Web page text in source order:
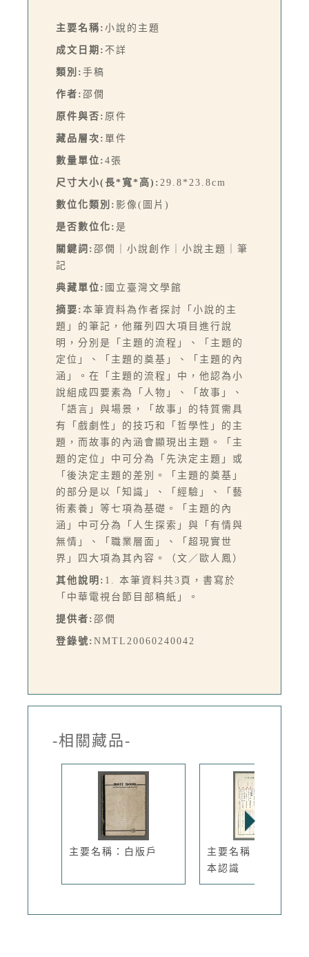
主要名稱: 小說的主題
成文日期: 不詳
類別: 手稿
作者: 邵僩
原件與否: 原件
藏品層次: 單件
數量單位: 4張
尺寸大小(長*寬*高): 29.8*23.8cm
數位化類別: 影像(圖片)
是否數位化: 是
關鍵詞: 邵僩｜小說創作｜小說主題｜筆
記
典藏單位: 國立臺灣文學館
摘要: 本筆資料為作者探討「小說的主
題」的筆記，他羅列四大項目進行說
明，分別是「主題的流程」、「主題的
定位」、「主題的奠基」、「主題的內
涵」。在「主題的流程」中，他認為小
說組成四要素為「人物」、「故事」、
「語言」與場景，「故事」的特質需具
有「戲劇性」的技巧和「哲學性」的主
題，而故事的內涵會顯現出主題。「主
題的定位」中可分為「先決定主題」或
「後決定主題的差別。「主題的奠基」
的部分是以「知識」、「經驗」、「藝
術素養」等七項為基礎。「主題的內
涵」中可分為「人生探索」與「有情與
無情」、「職業層面」、「超現實世
界」四大項為其內容。（文／歐人鳳）
其他說明: 1. 本筆資料共3頁，書寫於
「中華電視台節目部稿紙」。
提供者: 邵僩
登錄號: NMTL20060240042
-相關藏品-
主要名稱：白版戶
主要名稱：創作的基
本認識